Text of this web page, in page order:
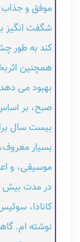
موفق و جذاب
شگفت انگیز
کند به طور
همچنین
صبح، بر
بیست سال
بسیار
در مدت بیش
کانادا،
نوشته ام.